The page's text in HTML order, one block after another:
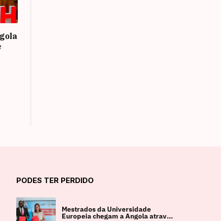
PODES TER PERDIDO
Mestrados da Universidade
Europeia chegam a Angola através